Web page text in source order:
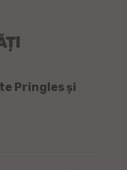
Pringles și